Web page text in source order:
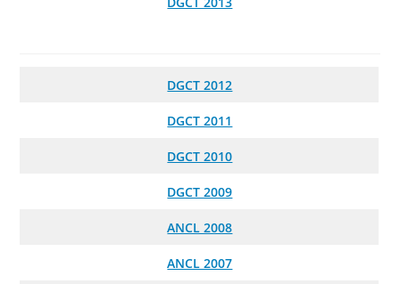
DGCT 2012
DGCT 2011
DGCT 2010
DGCT 2009
ANCL 2008
ANCL 2007